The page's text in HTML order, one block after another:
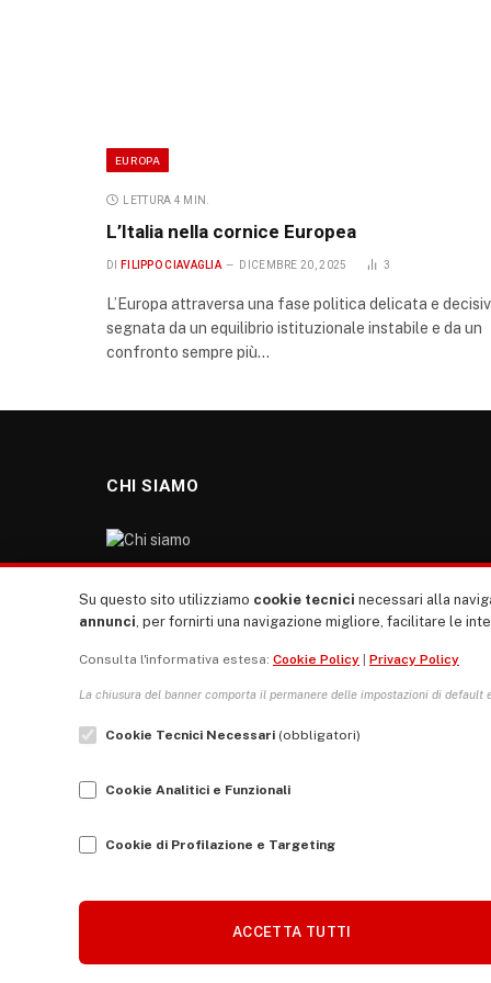
EUROPA
LETTURA 4 MIN.
L’Italia nella cornice Europea
DI FILIPPO CIAVAGLIA DICEMBRE 20, 2025 3
L’Europa attraversa una fase politica delicata e
segnata da un equilibrio istituzionale instabile e da un
confronto sempre più…
CHI SIAMO
nostro sito giornale è l’erede di “TUTTI”: giornale
anni ‘70, “rete”, diremmo oggi, dei direttori dei giornali
studenteschi di tutta Italia di allora.
Su questo sito utilizziamo cookie tecnici necessari alla
annunci, per fornirti una navigazione migliore, facilitare le
Consulta l'informativa estesa: Cookie Policy Privacy Policy
La chiusura del banner comporta il permanere delle impostazioni di
Cookie Tecnici Necessari (obbligatori)
Cookie Analitici e Funzionali
Cookie di Profilazione e Targeting
ACCETTA TUTTI